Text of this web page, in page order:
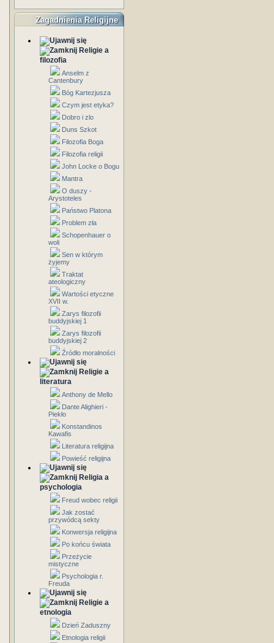
Zagadnienia Religijne
Religie a
filozofia
Anselm z
Cantenbury
Bóg Kartezjusza
Czym jest etyka?
Dobro i zlo
Duns Szkot
Filozofia Boga
Filozofia religii
John Locke o Bogu
Mantra
O duszy -
Arystoteles
Państwo Platona
Problem zła
Schopenhauer o
woli
Sen w którym
żyjemy
Traktat
ateologiczny
Wartości etyczne
XVII w.
Zarys filozofii
buddyjskiej 1
Zarys filozofii
buddyjskiej 2
Źródło moralności
Religie a
literatura
Anthony de Mello
Dante Alighieri -
Piekło
Konstandinos
Kawafis
Literatura religijna
Powieść religijna
Religia a
psychologia
Freud wobec religii
Jak zostać
przywódcą sekty
Konwersja religijna
Po końcu świata
Przeżycie
mistyczne
Psychologia r.
Freuda
Religie a
etnologia
Dzień Zaduszny
Etnologia religii